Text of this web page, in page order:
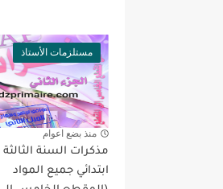
مستلزمات الأستاذ
منذ بضع اعوام
مذكرات السنة الثالثة
ابتدائي جميع المواد